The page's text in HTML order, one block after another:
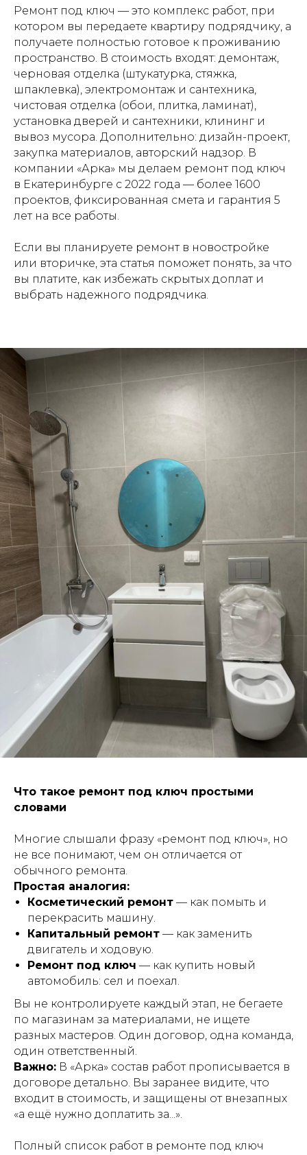
Ремонт под ключ — это комплекс работ, при
котором вы передаете квартиру подрядчику, а
получаете полностью готовое к проживанию
пространство. В стоимость входят: демонтаж,
черновая отделка (штукатурка, стяжка,
шпаклевка), электромонтаж и сантехника,
чистовая отделка (обои, плитка, ламинат),
установка дверей и сантехники, клининг и
вывоз мусора. Дополнительно: дизайн-проект,
закупка материалов, авторский надзор. В
компании «Арка» мы делаем ремонт под ключ
в Екатеринбурге с 2022 года — более 1600
проектов, фиксированная смета и гарантия 5
лет на все работы.
Если вы планируете ремонт в новостройке
или вторичке, эта статья поможет понять, за что
вы платите, как избежать скрытых доплат и
выбрать надежного подрядчика.
Что такое ремонт под ключ простыми
словами
Многие слышали фразу «ремонт под ключ», но
не все понимают, чем он отличается от
обычного ремонта.
Простая аналогия:
Косметический ремонт — как помыть и
перекрасить машину.
Капитальный ремонт — как заменить
двигатель и ходовую.
Ремонт под ключ — как купить новый
автомобиль: сел и поехал.
Вы не контролируете каждый этап, не бегаете
по магазинам за материалами, не ищете
разных мастеров. Один договор, одна команда,
один ответственный.
Важно: В «Арка» состав работ прописывается в
договоре детально. Вы заранее видите, что
входит в стоимость, и защищены от внезапных
«а ещё нужно доплатить за...».
Полный список работ в ремонте под ключ